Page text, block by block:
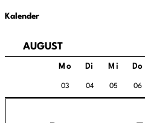
Kalender
AUGUST
Mo Di Mi Do
03 04 05 06